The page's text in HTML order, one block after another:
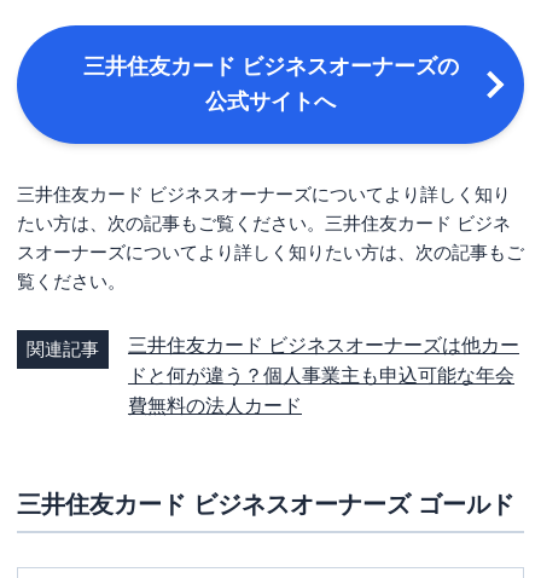
三井住友カード ビジネスオーナーズの
公式サイトへ
三井住友カード ビジネスオーナーズについてより詳しく知り
たい方は、次の記事もご覧ください。三井住友カード ビジネ
スオーナーズについてより詳しく知りたい方は、次の記事もご
覧ください。
関連記事
三井住友カード ビジネスオーナーズは他カー
ドと何が違う？個人事業主も申込可能な年会
費無料の法人カード
三井住友カード ビジネスオーナーズ ゴールド